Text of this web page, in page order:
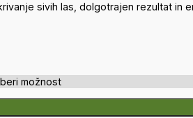
sivih las, dolgotrajen rezultat in